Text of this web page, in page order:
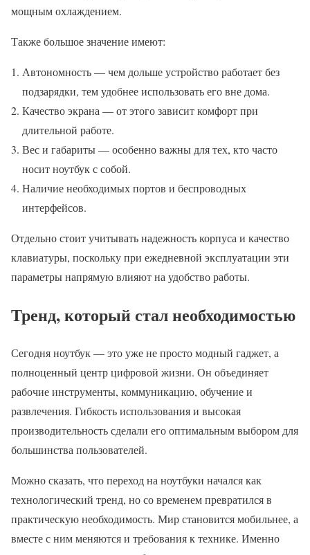
мощным охлаждением.
Также большое значение имеют:
Автономность — чем дольше устройство работает без
подзарядки, тем удобнее использовать его вне дома.
Качество экрана — от этого зависит комфорт при
длительной работе.
Вес и габариты — особенно важны для тех, кто часто
носит ноутбук с собой.
Наличие необходимых портов и беспроводных
интерфейсов.
Отдельно стоит учитывать надежность корпуса и качество
клавиатуры, поскольку при ежедневной эксплуатации эти
параметры напрямую влияют на удобство работы.
Тренд, который стал необходимостью
Сегодня ноутбук — это уже не просто модный гаджет, а
полноценный центр цифровой жизни. Он объединяет
рабочие инструменты, коммуникацию, обучение и
развлечения. Гибкость использования и высокая
производительность сделали его оптимальным выбором для
большинства пользователей.
Можно сказать, что переход на ноутбуки начался как
технологический тренд, но со временем превратился в
практическую необходимость. Мир становится мобильнее, а
вместе с ним меняются и требования к технике. Именно